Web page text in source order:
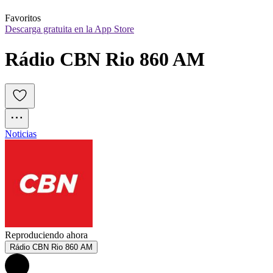
Favoritos
Descarga gratuita en la App Store
Rádio CBN Rio 860 AM
Noticias
Reproduciendo ahora
Rádio CBN Rio 860 AM